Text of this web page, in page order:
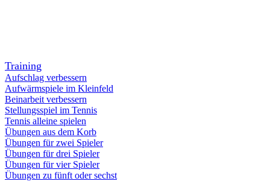
Training
Aufschlag verbessern
Aufwärmspiele im Kleinfeld
Beinarbeit verbessern
Stellungsspiel im Tennis
Tennis alleine spielen
Übungen aus dem Korb
Übungen für zwei Spieler
Übungen für drei Spieler
Übungen für vier Spieler
Übungen zu fünft oder sechst